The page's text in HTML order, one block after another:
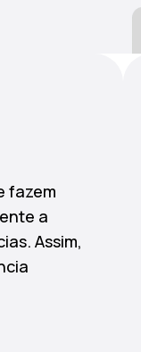
fazem
a
Assim,